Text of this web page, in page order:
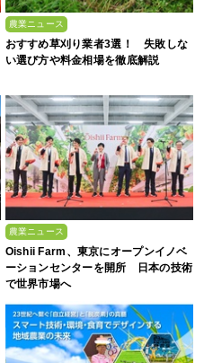
農業ニュース
おすすめ草刈り業者3選！ 失敗しな
い選び方や料金相場を徹底解説
農業ニュース
Oishii Farm、東京にオープンイノベ
ーションセンターを開所 日本の技術
で世界市場へ